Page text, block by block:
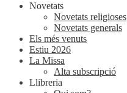
Novetats
Novetats religioses
Novetats generals
Els més venuts
Estiu 2026
La Missa
Alta subscripció
Llibreria